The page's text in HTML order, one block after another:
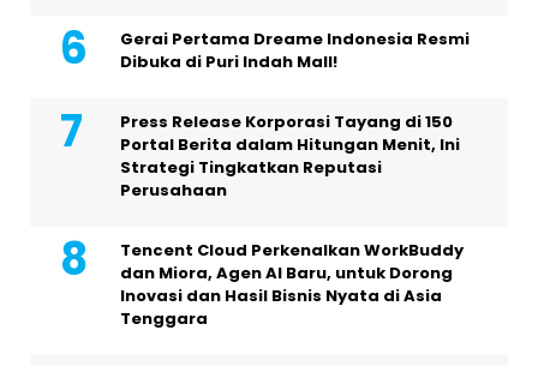
Gerai Pertama Dreame Indonesia Resmi
Dibuka di Puri Indah Mall!
Press Release Korporasi Tayang di 150
Portal Berita dalam Hitungan Menit, Ini
Strategi Tingkatkan Reputasi
Perusahaan
Tencent Cloud Perkenalkan WorkBuddy
dan Miora, Agen AI Baru, untuk Dorong
Inovasi dan Hasil Bisnis Nyata di Asia
Tenggara